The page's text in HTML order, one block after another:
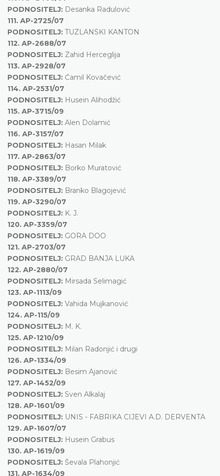
PODNOSITELJ: Desanka Radulović
111. AP-2725/07
PODNOSITELJ: TUZLANSKI KANTON
112. AP-2688/07
PODNOSITELJ: Zahid Herceglija
113. AP-2928/07
PODNOSITELJ: Ćamil Kovačević
114. AP-2531/07
PODNOSITELJ: Husein Alihodžić
115. AP-3715/09
PODNOSITELJ: Alen Dolamić
116. AP-3157/07
PODNOSITELJ: Hasan Milak
117. AP-2863/07
PODNOSITELJ: Borko Muratović
118. AP-3389/07
PODNOSITELJ: Branko Blagojević
119. AP-3290/07
PODNOSITELJ: K. J.
120. AP-3359/07
PODNOSITELJ: GORA DOO
121. AP-2703/07
PODNOSITELJ: GRAD BANJA LUKA
122. AP-2880/07
PODNOSITELJ: Mirsada Selimagić
123. AP-1113/09
PODNOSITELJ: Vahida Mujkanović
124. AP-115/09
PODNOSITELJ: M. K.
125. AP-1210/09
PODNOSITELJ: Milan Radonjić i drugi
126. AP-1334/09
PODNOSITELJ: Besim Ajanović
127. AP-1452/09
PODNOSITELJ: Sven Alkalaj
128. AP-1601/09
PODNOSITELJ: UNIS - FABRIKA CIJEVI A.D. DERVENTA
129. AP-1607/07
PODNOSITELJ: Husein Grabus
130. AP-1619/09
PODNOSITELJ: Ševala Plahonjić
131. AP-1634/09